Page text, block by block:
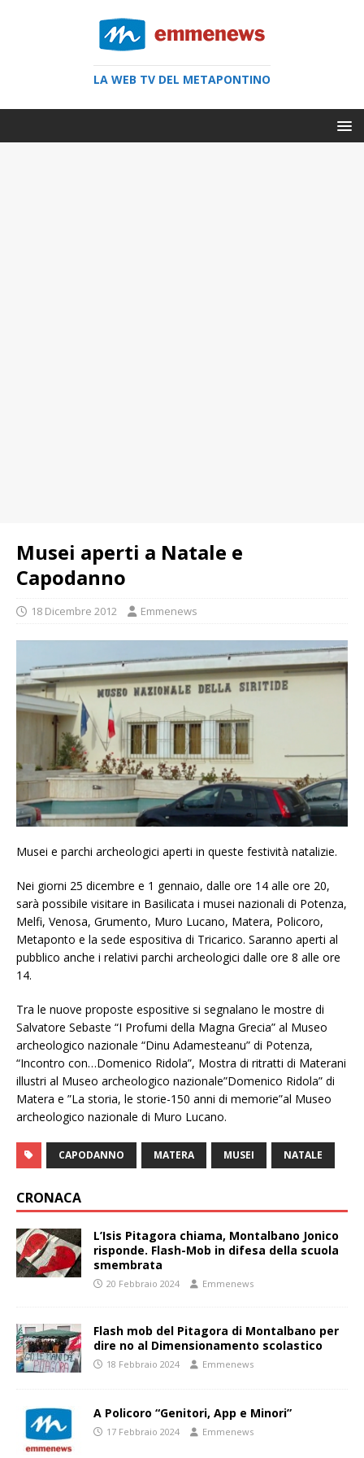
LA WEB TV DEL METAPONTINO
Musei aperti a Natale e
Capodanno
18 Dicembre 2012 Emmenews
Musei e parchi archeologici aperti in queste festività natalizie.
Nei giorni 25 dicembre e 1 gennaio, dalle ore 14 alle ore 20,
sarà possibile visitare in Basilicata i musei nazionali di Potenza,
Melfi, Venosa, Grumento, Muro Lucano, Matera, Policoro,
Metaponto e la sede espositiva di Tricarico. Saranno aperti al
pubblico anche i relativi parchi archeologici dalle ore 8 alle ore
14.
Tra le nuove proposte espositive si segnalano le mostre di
Salvatore Sebaste “I Profumi della Magna Grecia” al Museo
archeologico nazionale “Dinu Adamesteanu” di Potenza,
“Incontro con…Domenico Ridola”, Mostra di ritratti di Materani
illustri al Museo archeologico nazionale”Domenico Ridola” di
Matera e ”La storia, le storie-150 anni di memorie”al Museo
archeologico nazionale di Muro Lucano.
CAPODANNO MATERA MUSEI NATALE
CRONACA
L’Isis Pitagora chiama, Montalbano Jonico
risponde. Flash-Mob in difesa della scuola
smembrata
20 Febbraio 2024 Emmenews
Flash mob del Pitagora di Montalbano per
dire no al Dimensionamento scolastico
18 Febbraio 2024 Emmenews
A Policoro “Genitori, App e Minori”
17 Febbraio 2024 Emmenews